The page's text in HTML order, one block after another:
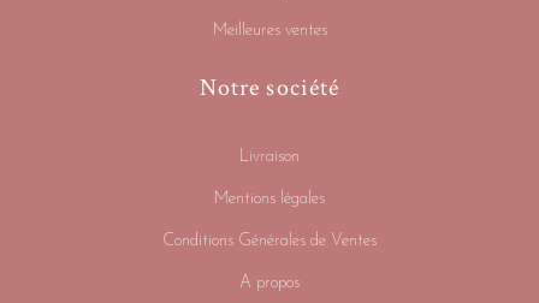
Meilleures ventes
Notre société
Livraison
Mentions légales
Conditions Générales de Ventes
A propos